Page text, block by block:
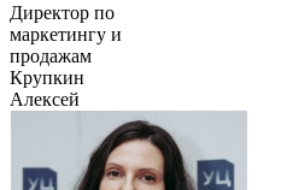
Директор по
маркетингу и
продажам
Крупкин
Алексей